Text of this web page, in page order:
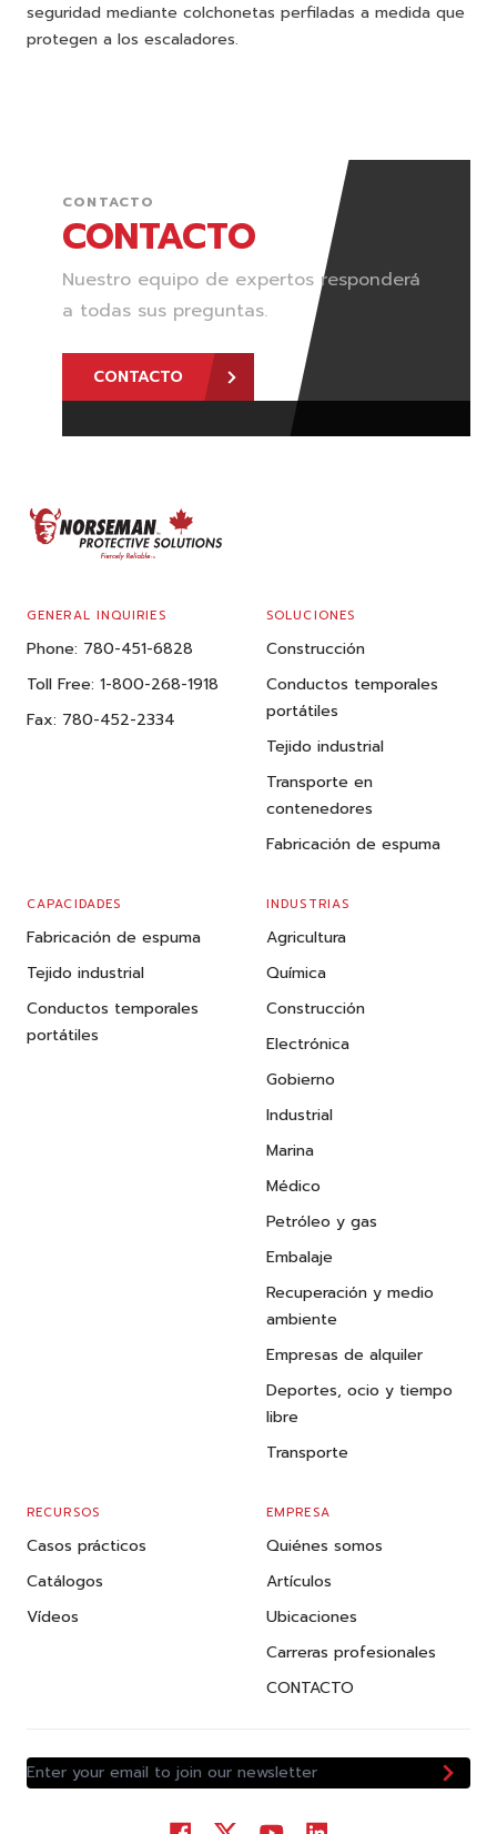
seguridad mediante colchonetas perfiladas a medida que
protegen a los escaladores.
CONTACTO
CONTACTO
Nuestro equipo de expertos responderá
a todas sus preguntas.
CONTACTO
FOOTER
GENERAL INQUIRIES
Phone: 780-451-6828
Toll Free: 1-800-268-1918
Fax: 780-452-2334
SOLUCIONES
Construcción
Conductos temporales
portátiles
Tejido industrial
Transporte en
contenedores
Fabricación de espuma
CAPACIDADES
Fabricación de espuma
Tejido industrial
Conductos temporales
portátiles
INDUSTRIAS
Agricultura
Química
Construcción
Electrónica
Gobierno
Industrial
Marina
Médico
Petróleo y gas
Embalaje
Recuperación y medio
ambiente
Empresas de alquiler
Deportes, ocio y tiempo
libre
Transporte
RECURSOS
Casos prácticos
Catálogos
Vídeos
EMPRESA
Quiénes somos
Artículos
Ubicaciones
Carreras profesionales
CONTACTO
Enter your email to join our newsletter